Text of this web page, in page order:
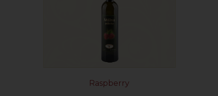
Raspberry